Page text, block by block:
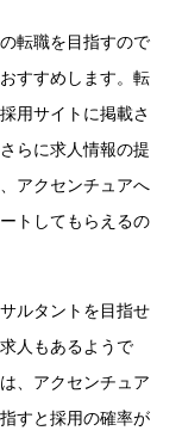
転職を目指すので
すすめします。転
用サイトに掲載さ
らに求人情報の提
アクセンチュアへ
トしてもらえるの
ルタントを目指せ
人もあるようで
、アクセンチュア
すと採用の確率が